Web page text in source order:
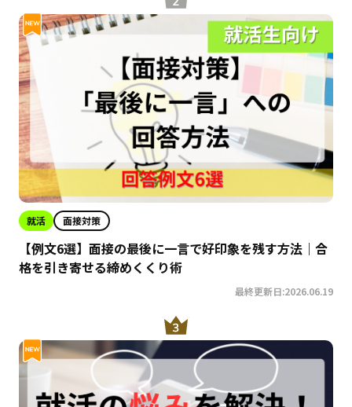
就活 面接対策
【例文6選】面接の最後に一言で好印象を残す方法｜合
格を引き寄せる締めくくり術
最終更新日:2026.06.19